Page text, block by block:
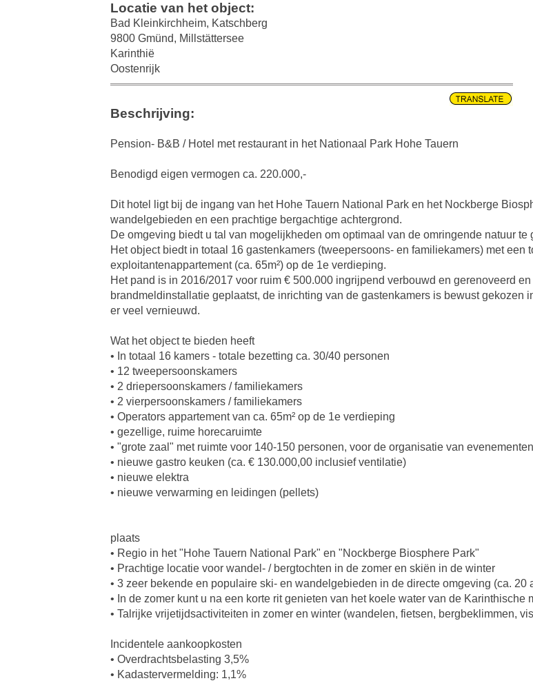
Locatie van het object:
Bad Kleinkirchheim, Katschberg
9800 Gmünd, Millstättersee
Karinthië
Oostenrijk
Beschrijving:
Pension- B&B / Hotel met restaurant in het Nationaal Park Hohe Tauern
Benodigd eigen vermogen ca. 220.000,-
Dit hotel ligt bij de ingang van het Hohe Tauern National Park en het Nockberge
wandelgebieden en een prachtige bergachtige achtergrond.
De omgeving biedt u tal van mogelijkheden om optimaal van de omringende natuur
Het object biedt in totaal 16 gastenkamers (tweepersoons- en familiekamers) met
exploitantenappartement (ca. 65m²) op de 1e verdieping.
Het pand is in 2016/2017 voor ruim € 500.000 ingrijpend verbouwd en gerenoveerd
brandmeldinstallatie geplaatst, de inrichting van de gastenkamers is bewust
er veel vernieuwd.
Wat het object te bieden heeft
• In totaal 16 kamers - totale bezetting ca. 30/40 personen
• 12 tweepersoonskamers
• 2 driepersoonskamers / familiekamers
• 2 vierpersoonskamers / familiekamers
• Operators appartement van ca. 65m² op de 1e verdieping
• gezellige, ruime horecaruimte
• "grote zaal" met ruimte voor 140-150 personen, voor de organisatie van
• nieuwe gastro keuken (ca. € 130.000,00 inclusief ventilatie)
• nieuwe elektra
• nieuwe verwarming en leidingen (pellets)
plaats
• Regio in het "Hohe Tauern National Park" en "Nockberge Biosphere Park"
• Prachtige locatie voor wandel- / bergtochten in de zomer en skiën in de winter
• 3 zeer bekende en populaire ski- en wandelgebieden in de directe omgeving (ca. 20
• In de zomer kunt u na een korte rit genieten van het koele water van de Karinthische
• Talrijke vrijetijdsactiviteiten in zomer en winter (wandelen, fietsen, bergbeklimmen,
Incidentele aankoopkosten
• Overdrachtsbelasting 3,5%
• Kadastervermelding: 1,1%